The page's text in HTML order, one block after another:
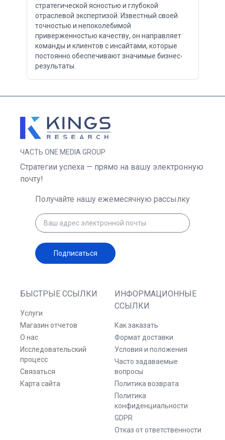
стратегической ясностью и глубокой
отраслевой экспертизой. Известный своей
точностью и непоколебимой
приверженностью качеству, он направляет
команды и клиентов с инсайтами, которые
постоянно обеспечивают значимые бизнес-
результаты.
ЧАСТЬ ONE MEDIA GROUP
БЫСТРЫЕ ССЫЛКИ
Услуги
Магазин отчетов
О нас
Исследовательский
процесс
Связаться
Карта сайта
ИНФОРМАЦИОННЫЕ
ССЫЛКИ
Как заказать
Формат доставки
Условия и положения
Часто задаваемые
вопросы
Политика возврата
Политика
конфиденциальности
GDPR
Отказ от ответственности
Стратегии успеха — прямо на вашу электронную
почту!
Получайте нашу ежемесячную рассылку
Подписаться